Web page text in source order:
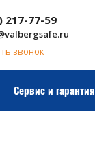
217-77-59
звонок
Сервис и гарантия